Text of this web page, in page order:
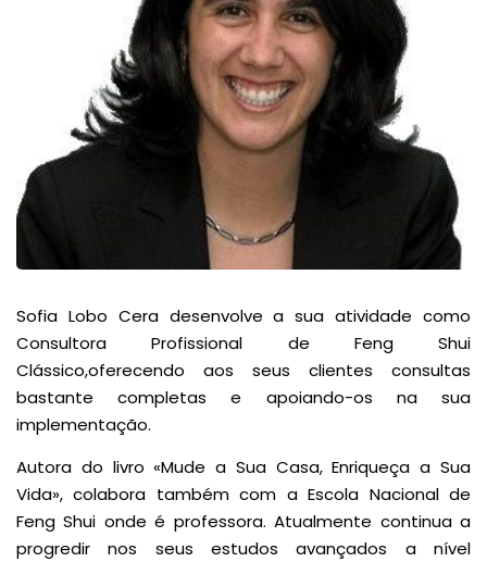
Sofia Lobo Cera desenvolve a sua atividade como
Consultora Profissional de Feng Shui
Clássico,oferecendo aos seus clientes consultas
bastante completas e apoiando-os na sua
implementação.
Autora do livro «Mude a Sua Casa, Enriqueça a Sua
Vida», colabora também com a Escola Nacional de
Feng Shui onde é professora. Atualmente continua a
progredir nos seus estudos avançados a nível